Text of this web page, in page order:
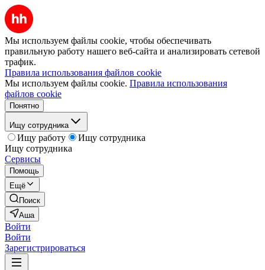
Мы используем файлы cookie, чтобы обеспечивать
правильную работу нашего веб-сайта и анализировать сетевой
трафик.
Правила использования файлов cookie
Мы используем файлы cookie. Правила использования
файлов cookie
Понятно
Ищу сотрудника
Ищу работу
Ищу сотрудника
Ищу сотрудника
Сервисы
Помощь
Ещё
Поиск
Аша
Войти
Войти
Зарегистрироваться